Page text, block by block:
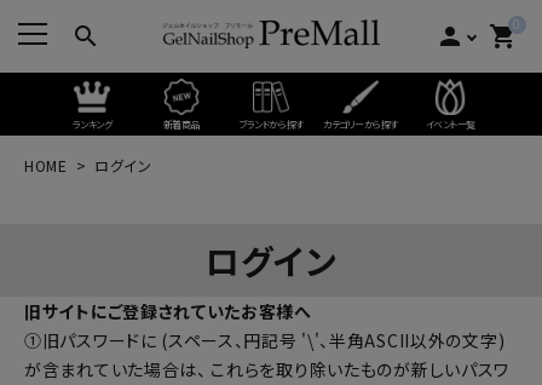
search person 0
shopping_cart
ランキング 新着商品 ブランドから探す カテゴリーから探す イベント一覧
HOME ログイン
ログイン
旧サイトにご登録されていたお客様へ
①旧パスワードに (スペース、円記号 '\'、半角ASCII以外の文字)
が含まれていた場合は、 これらを取り除いたものが新しいパスワ